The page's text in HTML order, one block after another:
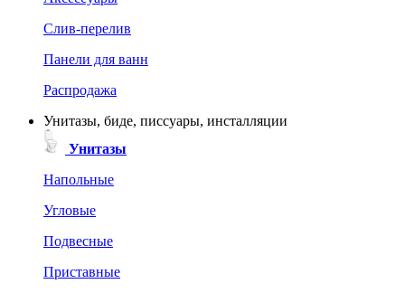
Слив-перелив
Панели для ванн
Распродажа
Унитазы, биде, писсуары, инсталляции
Унитазы
Напольные
Угловые
Подвесные
Приставные